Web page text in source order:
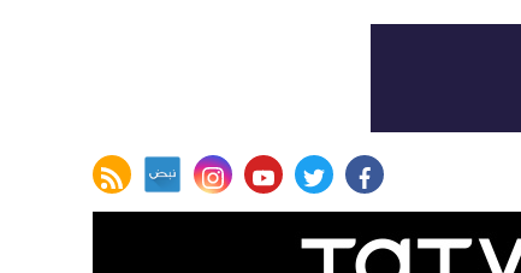
facebook
twitter
youtube
instagram
rss feed